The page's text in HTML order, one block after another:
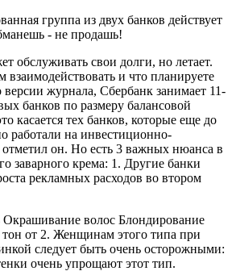
группа из двух банков действует
- не продашь!
обслуживать свои долги, но летает.
взаимодействовать и что планируете
версии журнала, Сбербанк занимает 11-
банков по размеру балансовой
касается тех банков, которые еще до
работали на инвестиционно-
он. Но есть 3 важных нюанса в
заварного крема: 1. Другие банки
рекламных расходов во втором
Окрашивание волос Блондирование
от 2. Женщинам этого типа при
следует быть очень осторожными:
очень упрощают этот тип.